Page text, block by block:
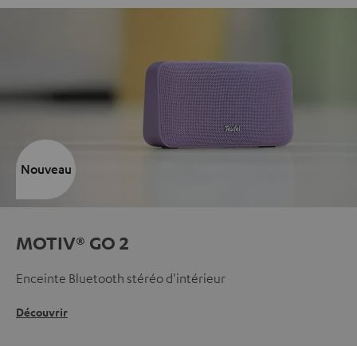
MOTIV® GO 2
Enceinte Bluetooth stéréo d'intérieur
Découvrir
Nouveau